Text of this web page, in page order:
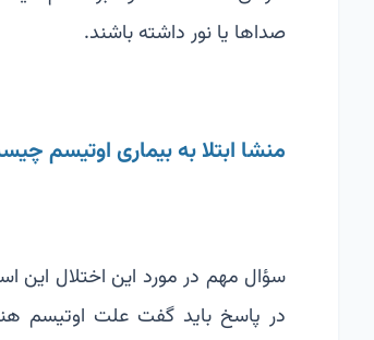
صداها یا نور داشته باشند.
منشا ابتلا به بیماری اوتیسم
سؤال مهم در مورد این اختلال این
در پاسخ باید گفت علت اوتیسم